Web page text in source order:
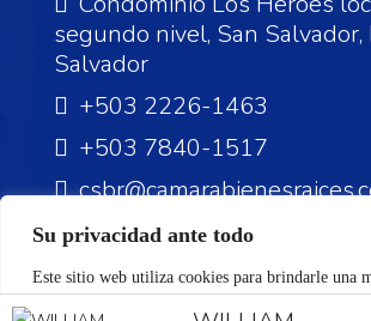
Su privacidad ante todo
Este sitio web utiliza cookies para brindarle una
personalizada experiencia. Si continúa
segundo nivel, San Salvador,
Salvador
+503 2226-1463
+503 7840-1517